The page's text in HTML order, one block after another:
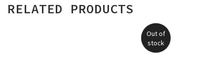
RELATED PRODUCTS
Out of
stock